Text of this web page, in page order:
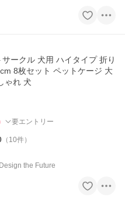
ークル 犬用 ハイタイプ 折り
8枚セット ペットケージ 大
ゃれ 犬
要エントリー
（ 10件）
the Future